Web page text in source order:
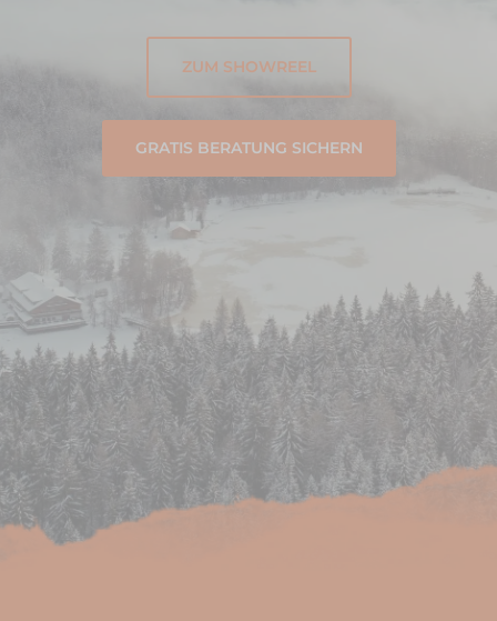
ZUM SHOWREEL
GRATIS BERATUNG SICHERN